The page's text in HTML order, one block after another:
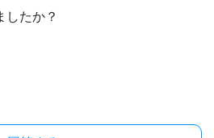
したか？